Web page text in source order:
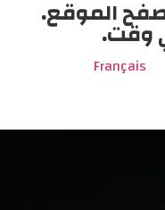
الموقع.
وقت.
Français